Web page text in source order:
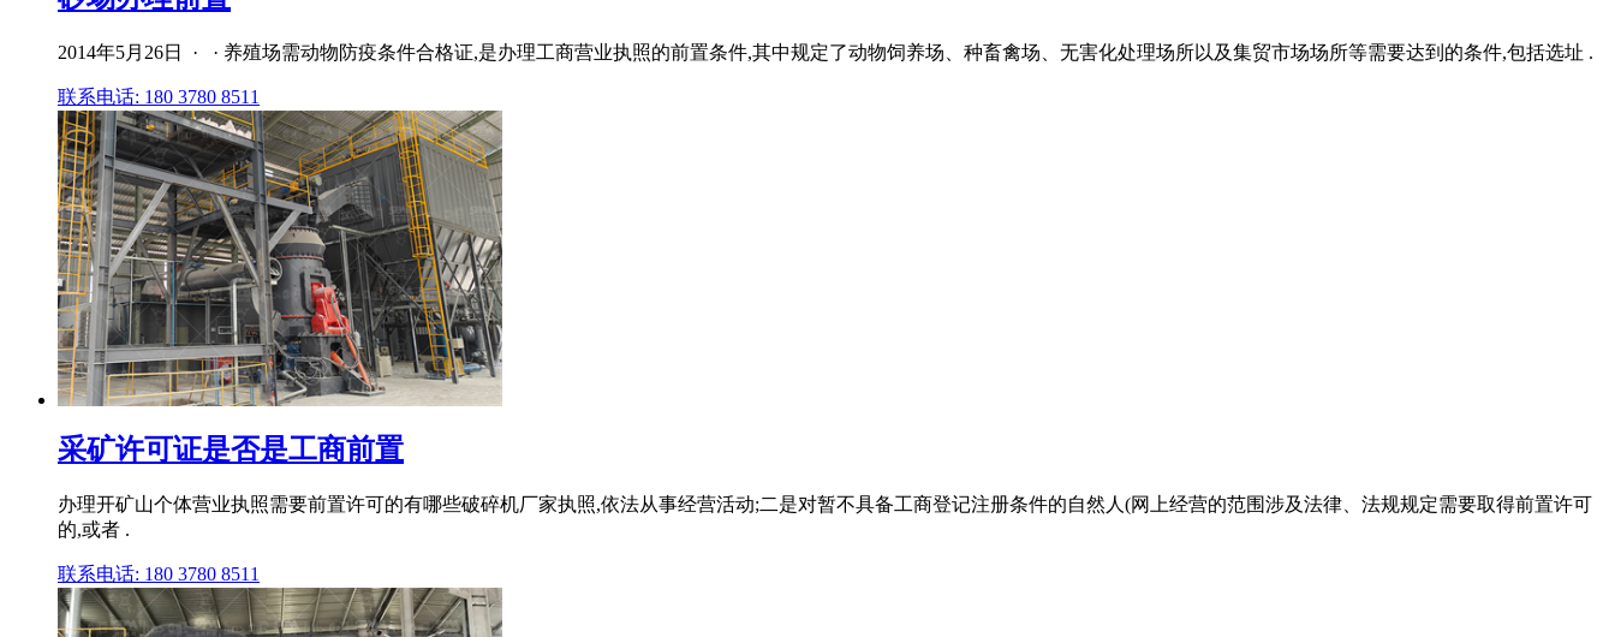
2014年5月26日 · · 养殖场需动物防疫条件合格证,是办理工商营业执照的前置条件,其中规定了动物饲养场、种畜禽场、无害化处理场所以及集贸市场场所等需要达到的条件,包括选址 .
联系电话: 180 3780 8511
采矿许可证是否是工商前置
办理开矿山个体营业执照需要前置许可的有哪些破碎机厂家执照,依法从事经营活动;二是对暂不具备工商登记注册条件的自然人(网上经营的范围涉及法律、法规规定需要取得前置许可
的,或者 .
联系电话: 180 3780 8511